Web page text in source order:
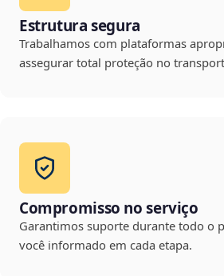
Estrutura segura
Trabalhamos com plataformas
assegurar total proteção no
Compromisso no serviço
Garantimos suporte durante todo o
você informado em cada etapa.